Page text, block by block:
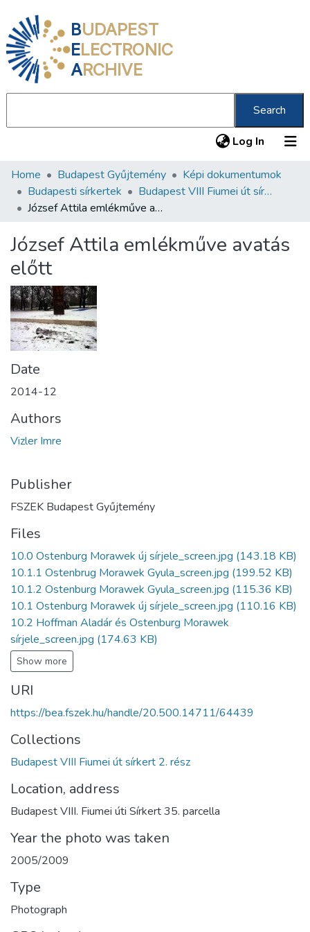
BUDAPEST
ELECTRONIC
ARCHIVE
Search
Log In (current)
Communities & Collections
All of DSpace
About us
Home Budapest Gyűjtemény
Képi dokumentumok
Budapesti sírkertek
Budapest VIII Fiumei út sírkert 2. rész
József Attila emlékműve avatás előtt
József Attila emlékműve avatás
előtt
Date
2014-12
Authors
Vizler Imre
Publisher
FSZEK Budapest Gyűjtemény
Files
10.0 Ostenburg Morawek új sírjele_screen.jpg (143.18 KB)
10.1.1 Ostenbrug Morawek Gyula_screen.jpg (199.52 KB)
10.1.2 Ostenburg Morawek Gyula_screen.jpg (115.36 KB)
10.1 Ostenburg Morawek új sírjele_screen.jpg (110.16 KB)
10.2 Hoffman Aladár és Ostenburg Morawek
sírjele_screen.jpg (174.63 KB)
Show more
URI
https://bea.fszek.hu/handle/20.500.14711/64439
Collections
Budapest VIII Fiumei út sírkert 2. rész
Location, address
Budapest VIII. Fiumei úti Sírkert 35. parcella
Year the photo was taken
2005/2009
Type
Photograph